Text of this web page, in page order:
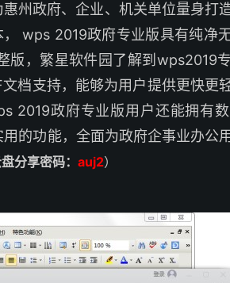
惠州政府、企业、机关单位量身打
wps 2019政府专业版具有纯净
版，繁星软件园了解到wps2019
档支持，能够为用户提供更快更
2019政府专业版用户还能拥有
的功能，全面为政府企事业办公
分享密码： auj2）